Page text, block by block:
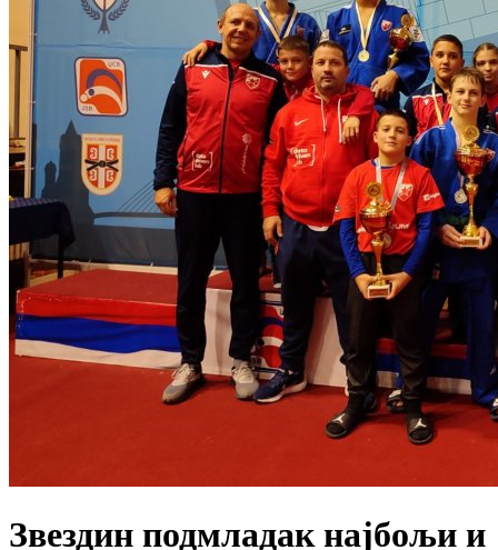
Звездин подмладак најбољи и